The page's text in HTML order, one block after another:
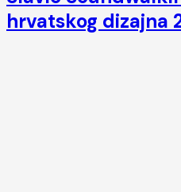
hrvatskog dizajna